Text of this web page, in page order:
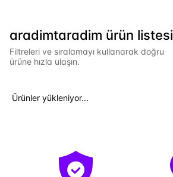
aradimtaradim ürün listesi
Filtreleri ve sıralamayı kullanarak doğru
ürüne hızla ulaşın.
Ürünler yükleniyor...